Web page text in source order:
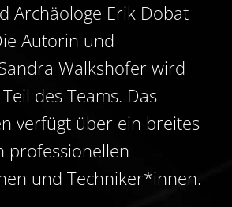
Archäologe Erik Dobat
Autorin und
Walkshofer wird
des Teams. Das
verfügt über ein breites
professionellen
und Techniker*innen.